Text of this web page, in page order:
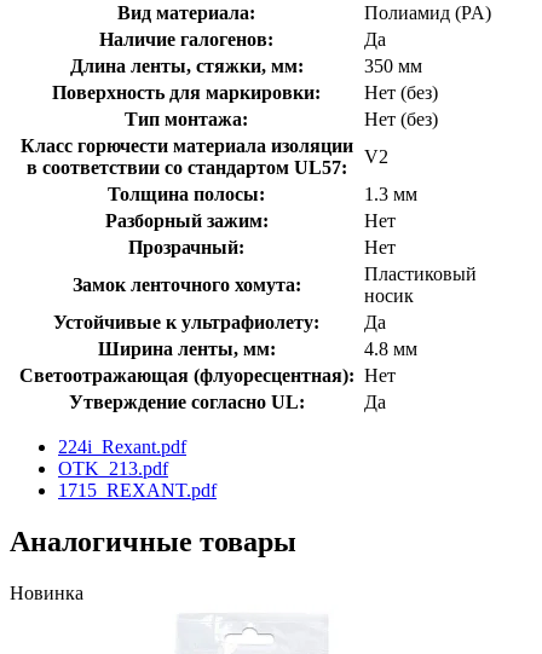
Вид материала:
Полиамид (PA)
Наличие галогенов:
Да
Длина ленты, стяжки, мм:
350 мм
Поверхность для маркировки:
Нет (без)
Тип монтажа:
Нет (без)
Класс горючести материала изоляции
в соответствии со стандартом UL57:
V2
Толщина полосы:
1.3 мм
Разборный зажим:
Нет
Прозрачный:
Нет
Замок ленточного хомута:
Пластиковый
носик
Устойчивые к ультрафиолету:
Да
Ширина ленты, мм:
4.8 мм
Светоотражающая (флуоресцентная): Нет
Утверждение согласно UL:
Да
224i_Rexant.pdf
OTK_213.pdf
1715_REXANT.pdf
Аналогичные товары
Новинка